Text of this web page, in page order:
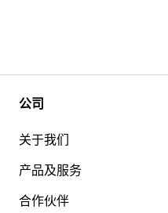
公司
关于我们
产品及服务
合作伙伴